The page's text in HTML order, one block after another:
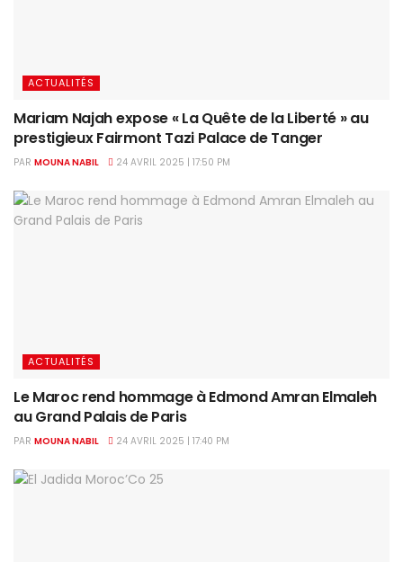
ACTUALITÉS
Mariam Najah expose « La Quête de la Liberté » au
prestigieux Fairmont Tazi Palace de Tanger
PAR MOUNA NABIL 24 AVRIL 2025 | 17:50 PM
ACTUALITÉS
Le Maroc rend hommage à Edmond Amran Elmaleh
au Grand Palais de Paris
PAR MOUNA NABIL 24 AVRIL 2025 | 17:40 PM